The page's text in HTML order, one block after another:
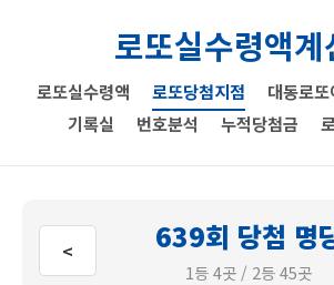
로또실수령액계
로또실수령액 로또당첨지점 대동로
기록실
번호분석 누적당첨금
< 639회 당첨 명
1등 4곳 / 2등 45곳